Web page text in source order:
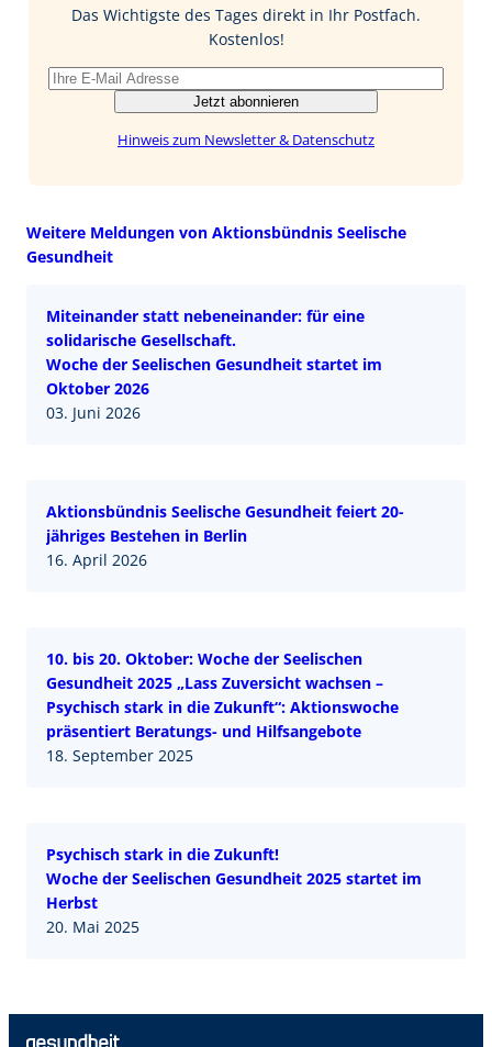
I
Das Wichtigste des Tages direkt in Ihr Postfach.
Kostenlos!
Jetzt abonnieren
Hinweis zum Newsletter & Datenschutz
Weitere Meldungen von Aktionsbündnis Seelische
Gesundheit
Miteinander statt nebeneinander: für eine
solidarische Gesellschaft.
Woche der Seelischen Gesundheit startet im
Oktober 2026
03. Juni 2026
Aktionsbündnis Seelische Gesundheit feiert 20-
jähriges Bestehen in Berlin
16. April 2026
10. bis 20. Oktober: Woche der Seelischen
Gesundheit 2025 „Lass Zuversicht wachsen –
Psychisch stark in die Zukunft“: Aktionswoche
präsentiert Beratungs- und Hilfsangebote
18. September 2025
Psychisch stark in die Zukunft!
Woche der Seelischen Gesundheit 2025 startet im
Herbst
20. Mai 2025